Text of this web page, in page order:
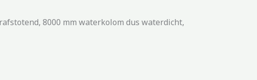
8000 mm waterkolom dus waterdicht,